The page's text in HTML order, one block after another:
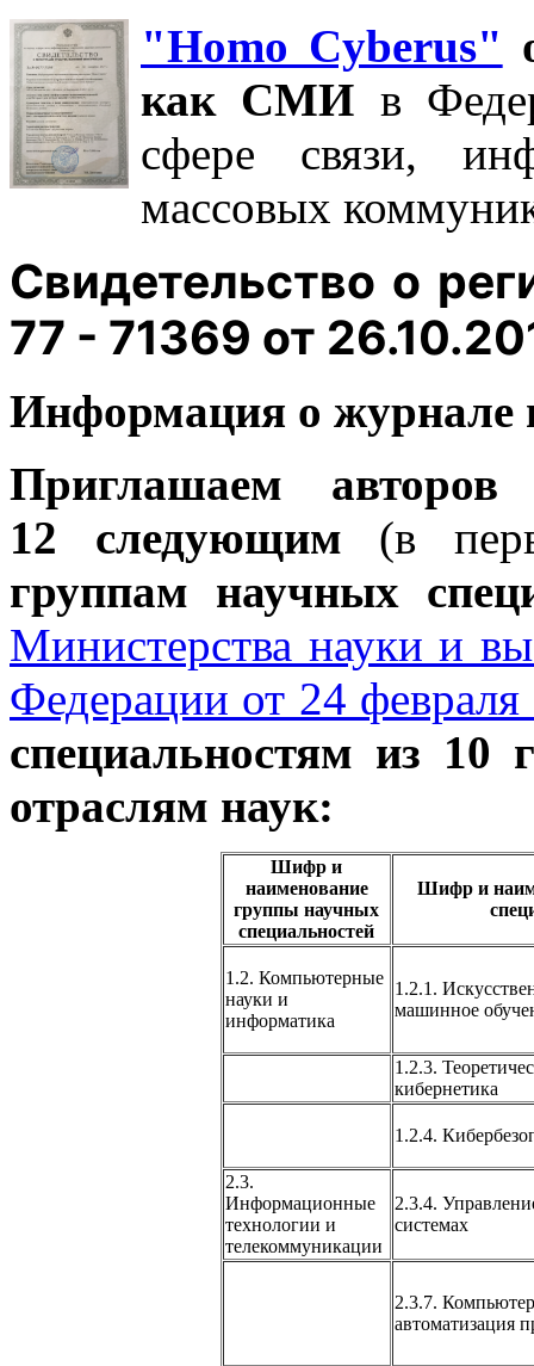
"Homo Cyberus"
как СМИ в
сфере связи,
массовых
Свидетельство о
77 - 71369 от
Информация о журнале
Приглашаем
12 следующим (в
группам научных
Министерства науки и
Федерации от 24
специальностям из 10
отраслям наук:
Шифр и
наименование
группы научных
специальностей
Шифр и
1.2. Компьютерные
науки и
информатика
1.2.1.
машинное
1.2.3.
кибернетика
1.2.4.
2.3.
Информационные
технологии и
телекоммуникации
2.3.4.
системах
2.3.7.
автоматизация